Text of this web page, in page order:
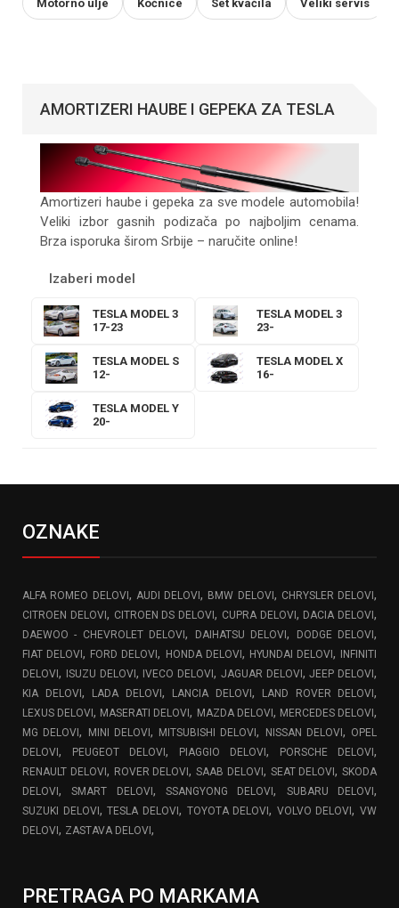
Motorno ulje Kočnice Set kvačila Veliki servis
AMORTIZERI HAUBE I GEPEKA ZA TESLA
Amortizeri haube i gepeka za sve modele automobila!
Veliki izbor gasnih podizača po najboljim cenama.
Brza isporuka širom Srbije – naručite online!
Izaberi model
TESLA MODEL 3
17-23
TESLA MODEL 3
23-
TESLA MODEL S
12-
TESLA MODEL X
16-
TESLA MODEL Y
20-
OZNAKE
ALFA ROMEO DELOVI, AUDI DELOVI, BMW DELOVI, CHRYSLER DELOVI,
CITROEN DELOVI, CITROEN DS DELOVI, CUPRA DELOVI, DACIA DELOVI,
DAEWOO - CHEVROLET DELOVI, DAIHATSU DELOVI, DODGE DELOVI,
FIAT DELOVI, FORD DELOVI, HONDA DELOVI, HYUNDAI DELOVI, INFINITI
DELOVI, ISUZU DELOVI, IVECO DELOVI, JAGUAR DELOVI,JEEP DELOVI,
KIA DELOVI, LADA DELOVI, LANCIA DELOVI, LAND ROVER DELOVI,
LEXUS DELOVI, MASERATI DELOVI, MAZDA DELOVI, MERCEDES DELOVI,
MG DELOVI, MINI DELOVI, MITSUBISHI DELOVI, NISSAN DELOVI, OPEL
DELOVI, PEUGEOT DELOVI, PIAGGIO DELOVI, PORSCHE DELOVI,
RENAULT DELOVI, ROVER DELOVI, SAAB DELOVI, SEAT DELOVI, SKODA
DELOVI,SMART DELOVI,SSANGYONG DELOVI, SUBARU DELOVI,
SUZUKI DELOVI,TESLA DELOVI, TOYOTA DELOVI, VOLVO DELOVI, VW
DELOVI, ZASTAVA DELOVI,
PRETRAGA PO MARKAMA